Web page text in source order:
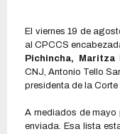
El viernes 19 de
al CPCCS
Pichincha, Maritza
CNJ, Antonio Tello
presidenta de la
A mediados de mayo
enviada. Esa lista